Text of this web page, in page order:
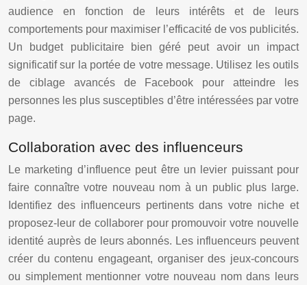
audience en fonction de leurs intérêts et de leurs
comportements pour maximiser l’efficacité de vos publicités.
Un budget publicitaire bien géré peut avoir un impact
significatif sur la portée de votre message. Utilisez les outils
de ciblage avancés de Facebook pour atteindre les
personnes les plus susceptibles d’être intéressées par votre
page.
Collaboration avec des influenceurs
Le marketing d’influence peut être un levier puissant pour
faire connaître votre nouveau nom à un public plus large.
Identifiez des influenceurs pertinents dans votre niche et
proposez-leur de collaborer pour promouvoir votre nouvelle
identité auprès de leurs abonnés. Les influenceurs peuvent
créer du contenu engageant, organiser des jeux-concours
ou simplement mentionner votre nouveau nom dans leurs